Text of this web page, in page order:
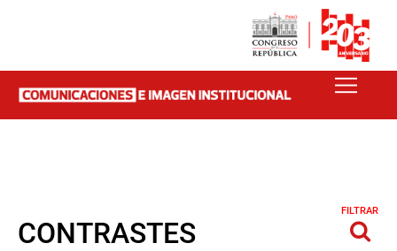
CONTRASTES
FILTRAR